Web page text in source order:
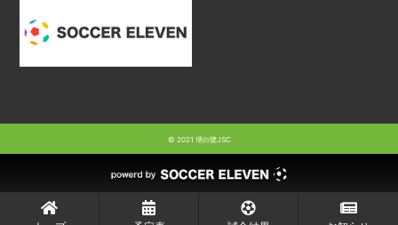
© 2021 堺白鷺JSC